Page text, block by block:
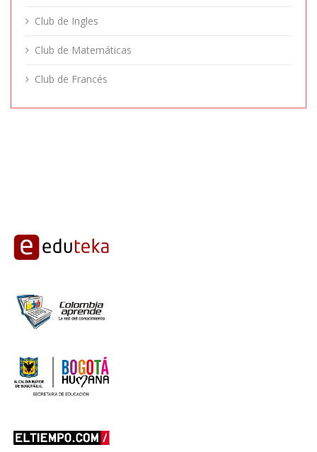
Club de Ingles
Club de Matemáticas
Club de Francés